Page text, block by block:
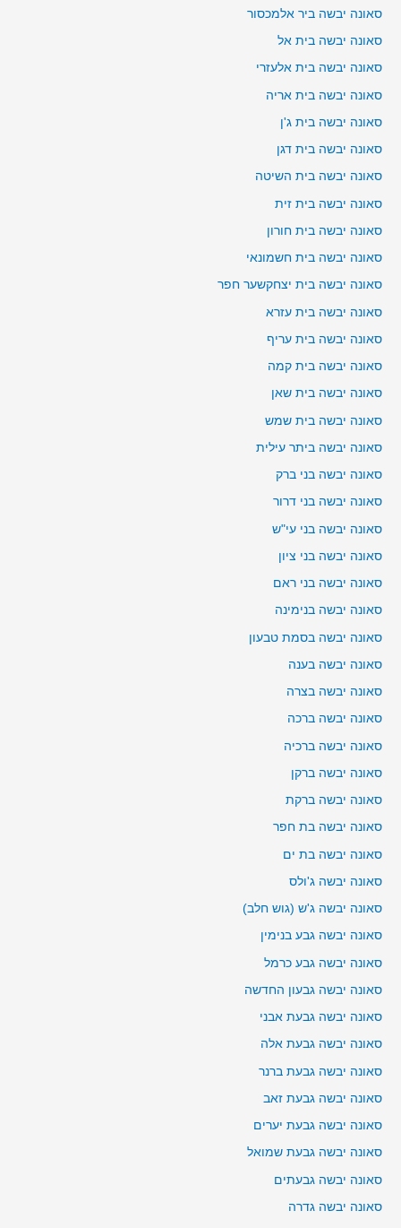
סאונה יבשה ביר אלמכסור
סאונה יבשה בית אל
סאונה יבשה בית אלעזרי
סאונה יבשה בית אריה
סאונה יבשה בית ג'ן
סאונה יבשה בית דגן
סאונה יבשה בית השיטה
סאונה יבשה בית זית
סאונה יבשה בית חורון
סאונה יבשה בית חשמונאי
סאונה יבשה בית יצחקשער חפר
סאונה יבשה בית עזרא
סאונה יבשה בית עריף
סאונה יבשה בית קמה
סאונה יבשה בית שאן
סאונה יבשה בית שמש
סאונה יבשה ביתר עילית
סאונה יבשה בני ברק
סאונה יבשה בני דרור
סאונה יבשה בני עי"ש
סאונה יבשה בני ציון
סאונה יבשה בני ראם
סאונה יבשה בנימינה
סאונה יבשה בסמת טבעון
סאונה יבשה בענה
סאונה יבשה בצרה
סאונה יבשה ברכה
סאונה יבשה ברכיה
סאונה יבשה ברקן
סאונה יבשה ברקת
סאונה יבשה בת חפר
סאונה יבשה בת ים
סאונה יבשה ג'ולס
סאונה יבשה ג'ש (גוש חלב)
סאונה יבשה גבע בנימין
סאונה יבשה גבע כרמל
סאונה יבשה גבעון החדשה
סאונה יבשה גבעת אבני
סאונה יבשה גבעת אלה
סאונה יבשה גבעת ברנר
סאונה יבשה גבעת זאב
סאונה יבשה גבעת יערים
סאונה יבשה גבעת שמואל
סאונה יבשה גבעתים
סאונה יבשה גדרה